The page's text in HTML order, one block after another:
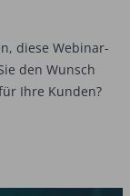
diese Webinar-
den Wunsch
Ihre Kunden?